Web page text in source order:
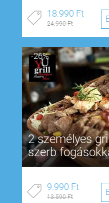
18.990 Ft
24.990 Ft
-26%
2 személyes
szerb
9.990 Ft
13.590 Ft